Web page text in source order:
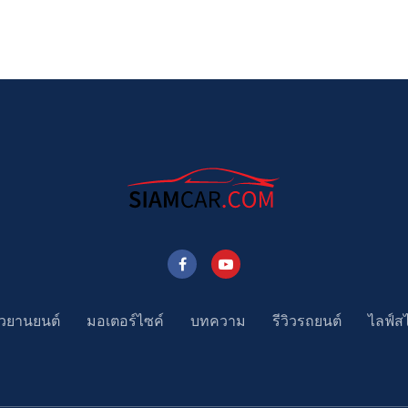
ยานยนต์ มอเตอร์ไซค์ บทความ รีวิวรถยนต์ ไลฟ์ส